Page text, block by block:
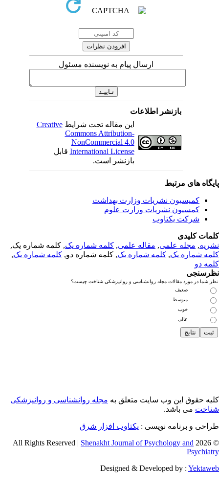
ارسال پیام به نویسنده مسئول
بازنشر اطلاعات
این مقاله تحت شرایطCreative
Commons Attribution-
NonCommercial 4.0
International Licenseقابل
بازنشر است.
های مرتبط
کمیسیون نشریات وزارت بهداشت
کمسیون نشریات وزارت علوم
شرکت یکتاوب
کلیدی
,مجله علمی, مقاله علمی, کلمه شماره یک, کلمه شماره یک,
شماره یک,کلمه شماره یک, کلمه شماره دو,کلمه شماره یک,
دو
شما در مورد مقالات مجله روانشناسی و روانپزشکی شناخت چیست؟
ضعیف
متوسط
خوب
عالی
حقوق این وب سایت متعلق بهمجله روانشناسی و روانپزشکی
می باشد.
و برنامه نویسی : یکتاوب افزار شرق
©
Shenakht Journal of Psychology and
Designed & Developed by :